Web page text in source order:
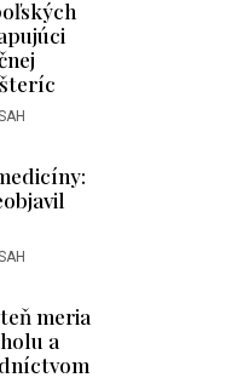
meria
a